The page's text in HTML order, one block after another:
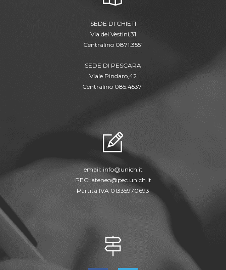
SEDE DI CHIETI
Via dei Vestini,31
Centralino 0871.3551
SEDE DI PESCARA
Viale Pindaro,42
Centralino 085.45371
email:info@unich.it
PEC: ateneo@pec.unich.it
Partita IVA 01335970693